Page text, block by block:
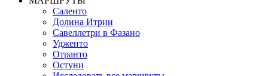
Саленто
Долина Итрии
Савеллетри в Фазано
Удженто
Отранто
Остуни